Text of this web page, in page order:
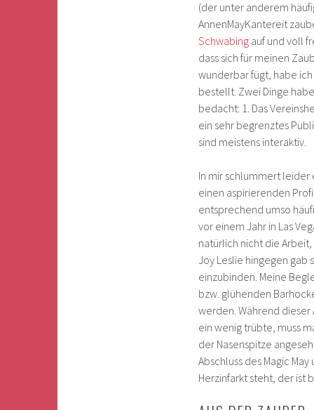
(der unter anderem
AnnenMayKantereit
Schwabing auf und voll
dass sich für meinen
wunderbar fügt, habe
bestellt. Zwei Dinge
bedacht: 1. Das
ein sehr begrenztes
sind meistens interaktiv.
In mir schlummert leider
einen aspirierenden
entsprechend umso
vor einem Jahr in Las
natürlich nicht die
Joy Leslie hingegen gab
einzubinden. Meine
bzw. glühenden
werden. Während
ein wenig trübte, muss
der Nasenspitze
Abschluss des Magic
Herzinfarkt steht, der ist